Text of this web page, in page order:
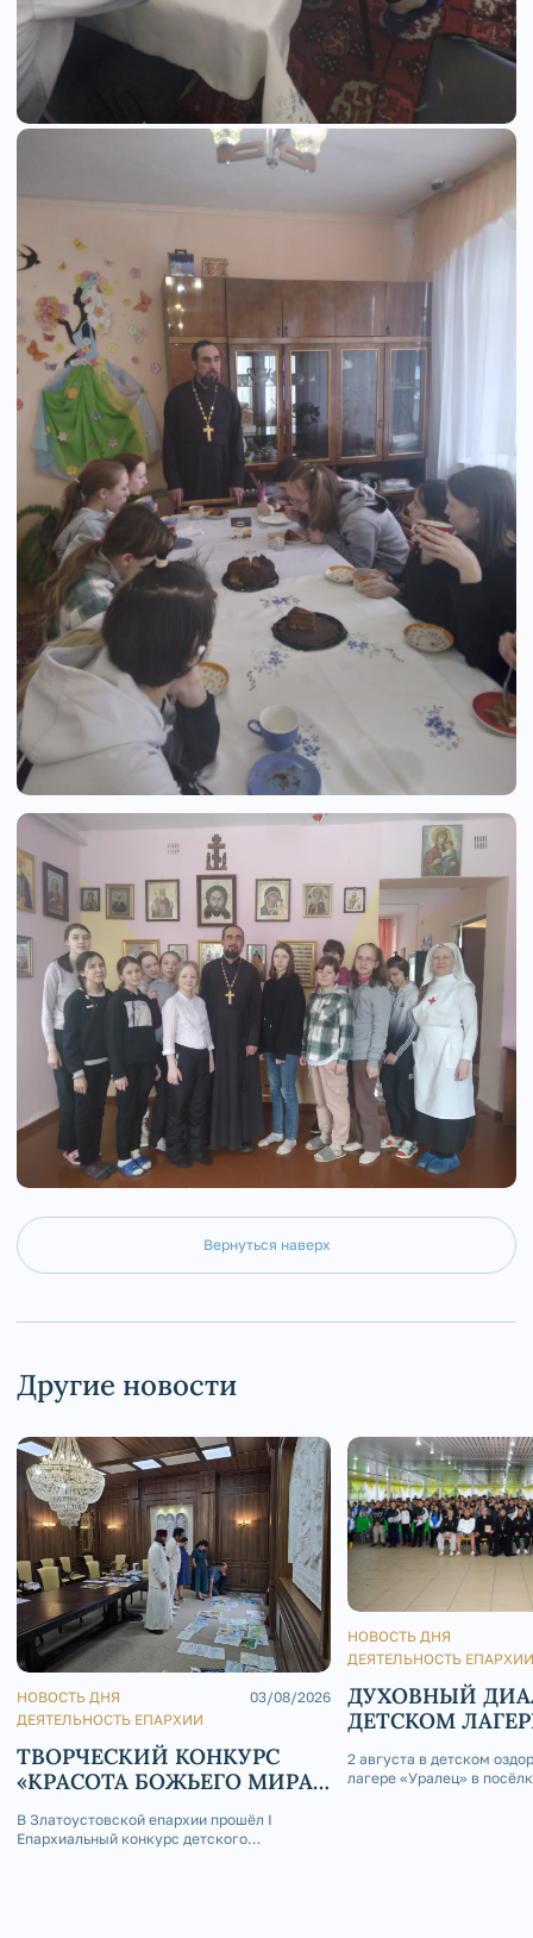
Вернуться наверх
Другие новости
НОВОСТЬ ДНЯ
ДЕЯТЕЛЬНОСТЬ ЕПАРХИИ
03/08/2026
ТВОРЧЕСКИЙ КОНКУРС
«КРАСОТА БОЖЬЕГО МИРА
РОССИИ»
В Златоустовской епархии прошёл I
Епархиальный конкурс детского
НОВОСТЬ ДНЯ
ДЕЯТЕЛЬНОСТЬ ЕПАРХИИ
ДУХОВНЫЙ
ДЕТСКОМ
2 августа в детском
лагере «Уралец» в